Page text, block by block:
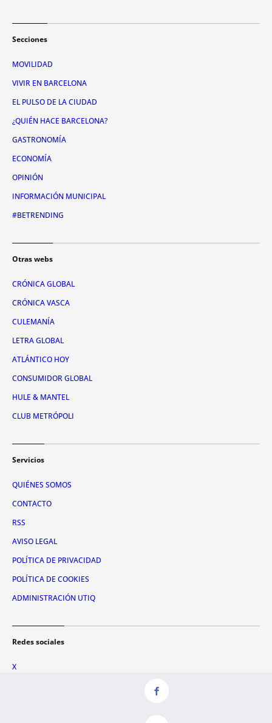
Secciones
MOVILIDAD
VIVIR EN BARCELONA
EL PULSO DE LA CIUDAD
¿QUIÉN HACE BARCELONA?
GASTRONOMÍA
ECONOMÍA
OPINIÓN
INFORMACIÓN MUNICIPAL
#BETRENDING
Otras webs
CRÓNICA GLOBAL
CRÓNICA VASCA
CULEMANÍA
LETRA GLOBAL
ATLÁNTICO HOY
CONSUMIDOR GLOBAL
HULE & MANTEL
CLUB METRÓPOLI
Servicios
QUIÉNES SOMOS
CONTACTO
RSS
AVISO LEGAL
POLÍTICA DE PRIVACIDAD
POLÍTICA DE COOKIES
ADMINISTRACIÓN UTIQ
Redes sociales
X